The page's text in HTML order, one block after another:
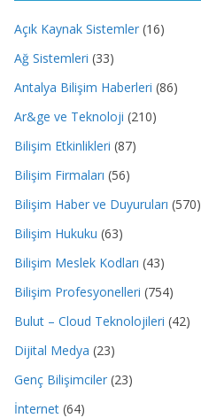
Açık Kaynak Sistemler (16)
Ağ Sistemleri (33)
Antalya Bilişim Haberleri (86)
Ar&ge ve Teknoloji (210)
Bilişim Etkinlikleri (87)
Bilişim Firmaları (56)
Bilişim Haber ve Duyuruları (570)
Bilişim Hukuku (63)
Bilişim Meslek Kodları (43)
Bilişim Profesyonelleri (754)
Bulut – Cloud Teknolojileri (42)
Dijital Medya (23)
Genç Bilişimciler (23)
İnternet (64)